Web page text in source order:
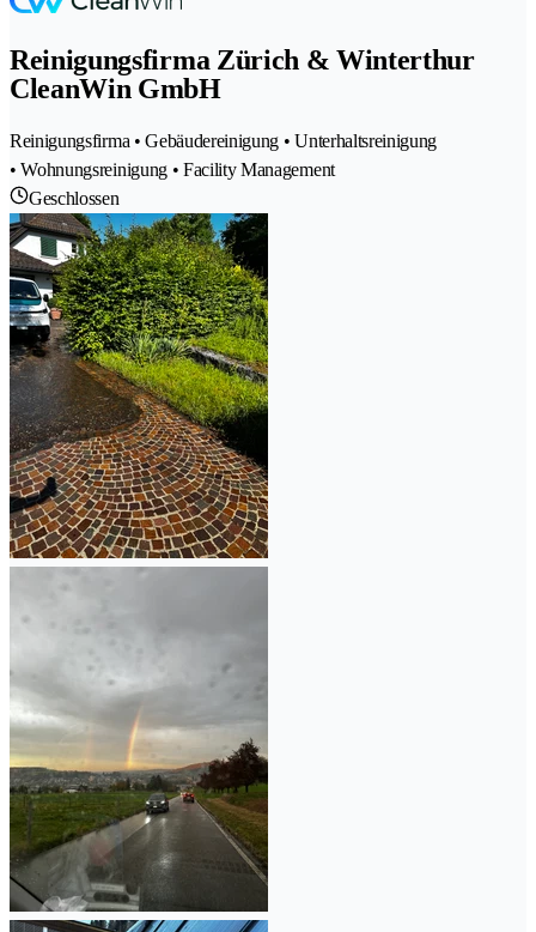
Reinigungsfirma Zürich & Winterthur
CleanWin GmbH
Reinigungsfirma • Gebäudereinigung • Unterhaltsreinigung
• Wohnungsreinigung • Facility Management
Geschlossen